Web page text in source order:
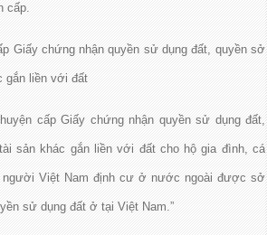
cấp.
Giấy chứng nhận quyền sử dụng đất, quyền sở
gắn liền với đất
cấp Giấy chứng nhận quyền sử dụng đất,
sản khác gắn liền với đất cho hộ gia đình, cá
người Việt Nam định cư ở nước ngoài được sở
sử dụng đất ở tại Việt Nam.”